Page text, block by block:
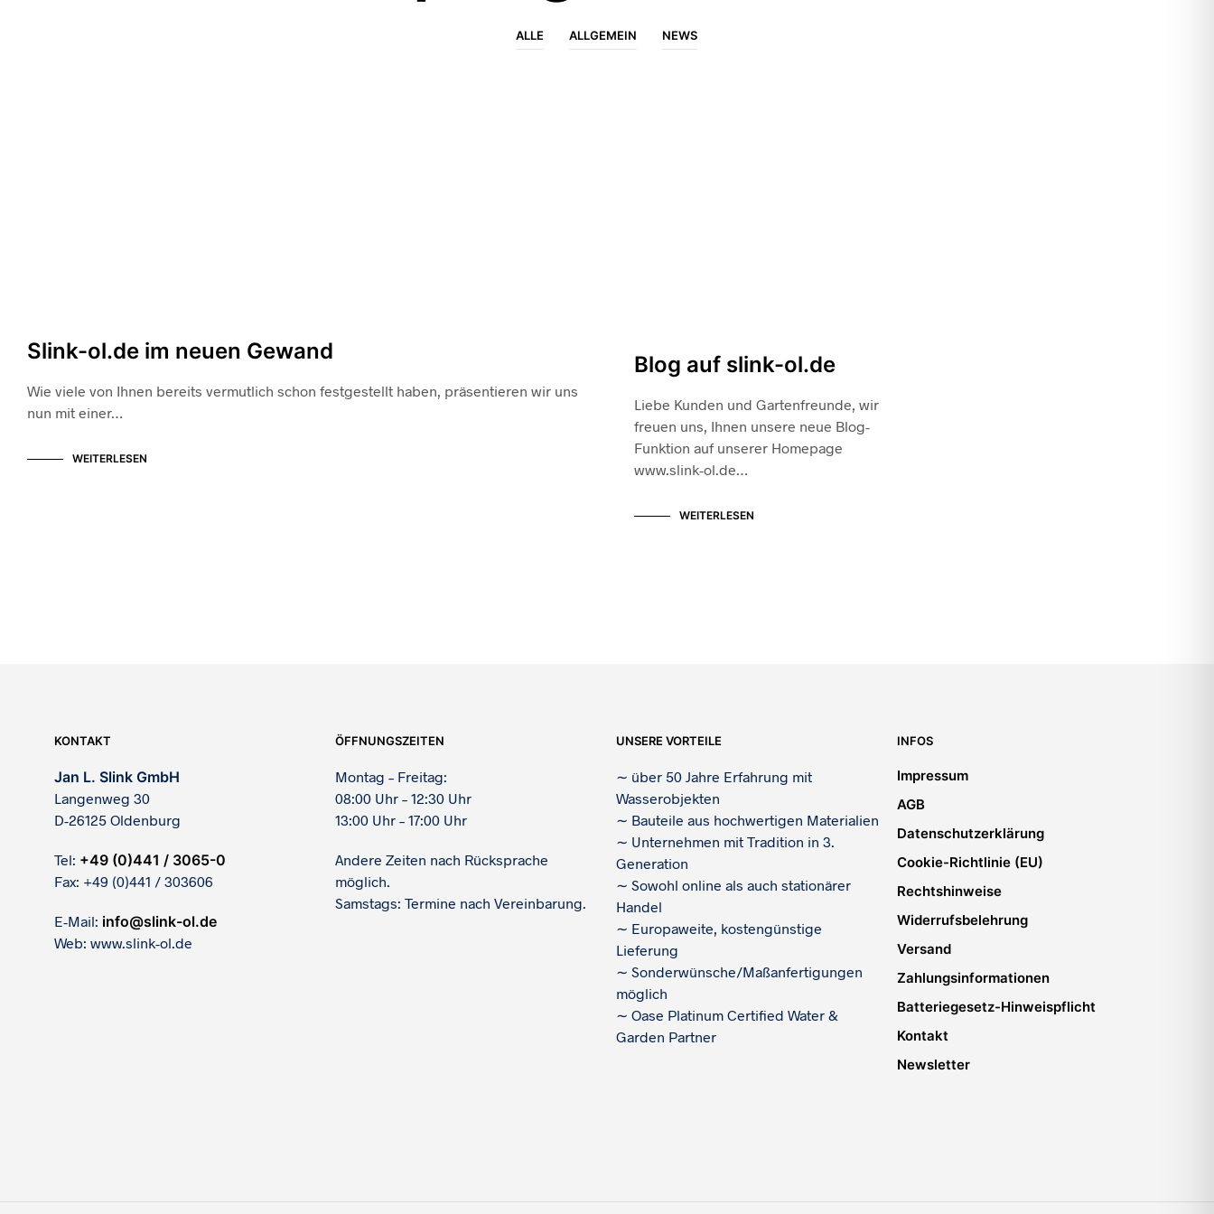
ALLE ALLGEMEIN NEWS
Slink-ol.de im neuen Gewand
Wie viele von Ihnen bereits vermutlich schon festgestellt haben, präsentieren wir uns
nun mit einer…
WEITERLESEN
Blog auf slink-ol.de
Liebe Kunden und Gartenfreunde, wir
freuen uns, Ihnen unsere neue Blog-
Funktion auf unserer Homepage
www.slink-ol.de…
WEITERLESEN
KONTAKT
Jan L. Slink GmbH
Langenweg 30
D-26125 Oldenburg
Tel: +49 (0)441 / 3065-0
Fax: +49 (0)441 / 303606
E-Mail: info@slink-ol.de
Web: www.slink-ol.de
ÖFFNUNGSZEITEN
Montag – Freitag:
08:00 Uhr – 12:30 Uhr
13:00 Uhr – 17:00 Uhr
Andere Zeiten nach Rücksprache
möglich.
Samstags: Termine nach Vereinbarung.
UNSERE VORTEILE
∼ über 50 Jahre Erfahrung mit
Wasserobjekten
∼ Bauteile aus hochwertigen Materialien
∼ Unternehmen mit Tradition in 3.
Generation
∼ Sowohl online als auch stationärer
Handel
∼ Europaweite, kostengünstige
Lieferung
∼ Sonderwünsche/Maßanfertigungen
möglich
∼ Oase Platinum Certified Water &
Garden Partner
INFOS
Impressum
AGB
Datenschutzerklärung
Cookie-Richtlinie (EU)
Rechtshinweise
Widerrufsbelehrung
Versand
Zahlungsinformationen
Batteriegesetz-Hinweispflicht
Kontakt
Newsletter